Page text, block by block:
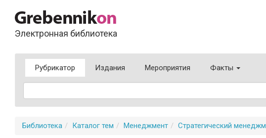
Электронная библиотека
Рубрикатор Издания Мероприятия Факты
Библиотека Каталог тем Менеджмент Стратегический